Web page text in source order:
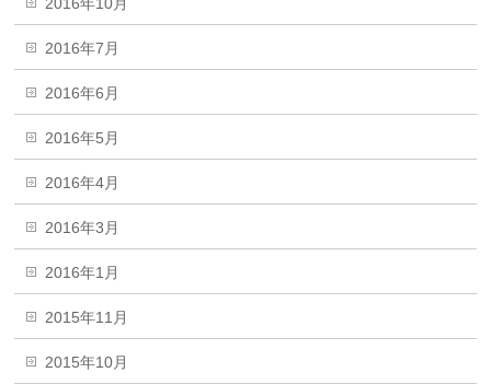
2016年7月
2016年6月
2016年5月
2016年4月
2016年3月
2016年1月
2015年11月
2015年10月